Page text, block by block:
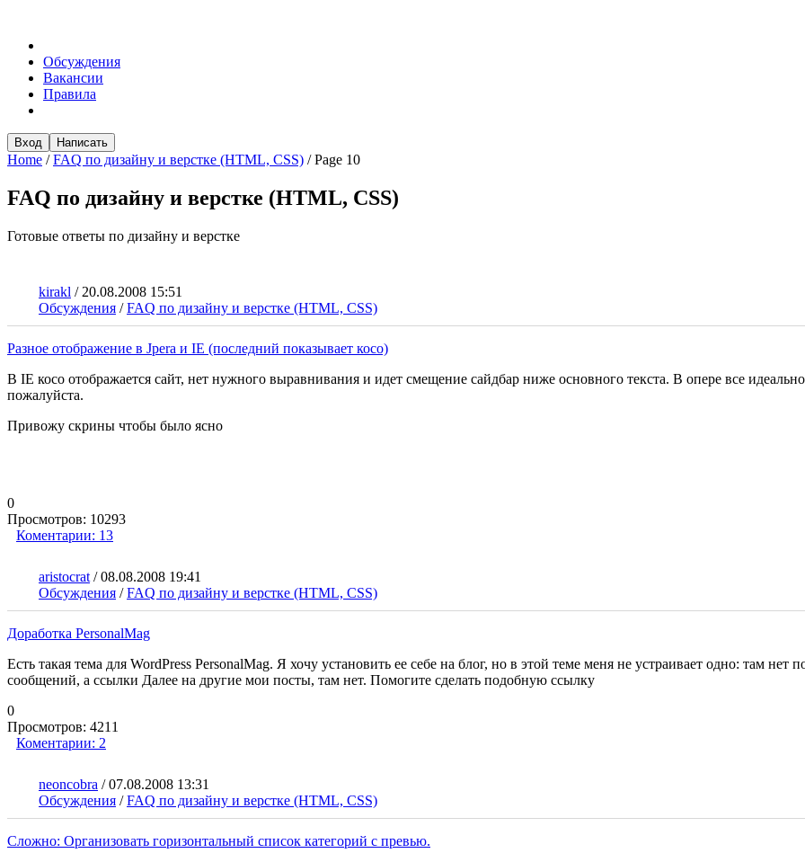
Обсуждения
Вакансии
Правила
Вход Написать
Home /FAQ по дизайну и верстке (HTML, CSS) /Page 10
FAQ по дизайну и верстке (HTML, CSS)
Готовые ответы по дизайну и верстке
kirakl / 20.08.2008 15:51
Обсуждения /FAQ по дизайну и верстке (HTML, CSS)
Разное отображение в Jpera и IE (последний показывает косо)
В IE косо отображается сайт, нет нужного выравнивания и идет смещение сайдбар ниже основного текста. В опере все
пожалуйста.
Привожу скрины чтобы было ясно
0
Просмотров: 10293
Коментарии: 13
aristocrat /08.08.2008 19:41
Обсуждения /FAQ по дизайну и верстке (HTML, CSS)
Доработка PersonalMag
Есть такая тема для WordPress PersonalMag. Я хочу установить ее себе на блог, но в этой теме меня не устраивает одно: там
сообщений, а ссылки Далее на другие мои посты, там нет. Помогите сделать подобную ссылку
0
Просмотров: 4211
Коментарии: 2
neoncobra /07.08.2008 13:31
Обсуждения /FAQ по дизайну и верстке (HTML, CSS)
Сложно: Организовать горизонтальный список категорий с превью.